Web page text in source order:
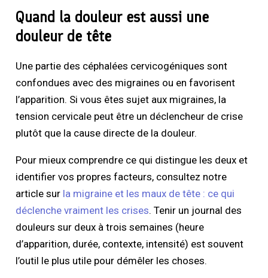
Quand la douleur est aussi une
douleur de tête
Une partie des céphalées cervicogéniques sont
confondues avec des migraines ou en favorisent
l’apparition. Si vous êtes sujet aux migraines, la
tension cervicale peut être un déclencheur de crise
plutôt que la cause directe de la douleur.
Pour mieux comprendre ce qui distingue les deux et
identifier vos propres facteurs, consultez notre
article sur la migraine et les maux de tête : ce qui
déclenche vraiment les crises. Tenir un journal des
douleurs sur deux à trois semaines (heure
d’apparition, durée, contexte, intensité) est souvent
l’outil le plus utile pour démêler les choses.